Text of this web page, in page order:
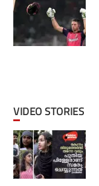
VIDEO STORIES